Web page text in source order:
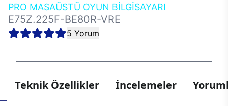
PRO MASAÜSTÜ OYUN BİLGİSAYARI
E75Z.225F-BE80R-VRE
5 Yorum
Teknik Özellikler İncelemeler